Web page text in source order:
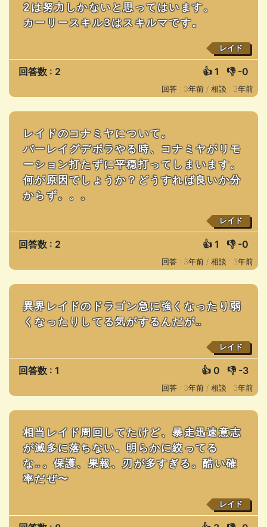
2は努力しかないと思ってはいます。
カーリースキル3はスキルマです。
レイド
回答数 : 2 👍 1 👎 -0
回答 : 3年前 / 相談 : 3年前
レイドのコナミヤについて。
バーレイグデボラやる時、コナミヤがリモ
ーション打たずに平穏打ってしまいます。
何が原因でしょうか？どうすれば良いか分
からず。。。
レイド
回答数 : 2 👍 1 👎 -0
回答 : 3年前 / 相談 : 3年前
異界レイドのドラゴン急に強くなったり弱
くなったりしてる気がするんだが‥
レイド
回答数 : 1 👍 0 👎 -3
回答 : 3年前 / 相談 : 3年前
相当レイド周回してたけど、暴走迅速意志
が滅多に落ちない。明らかに絞ってる
な‥。保護、果報、刃が多すぎる。酷い確
率だぜ〜
レイド